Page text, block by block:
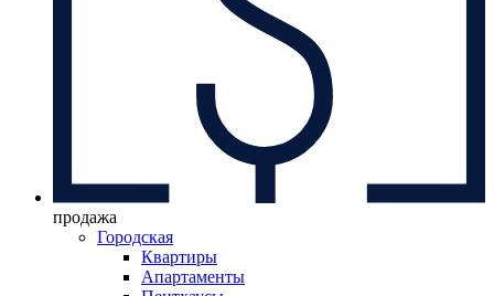
продажа
Городская
Квартиры
Апартаменты